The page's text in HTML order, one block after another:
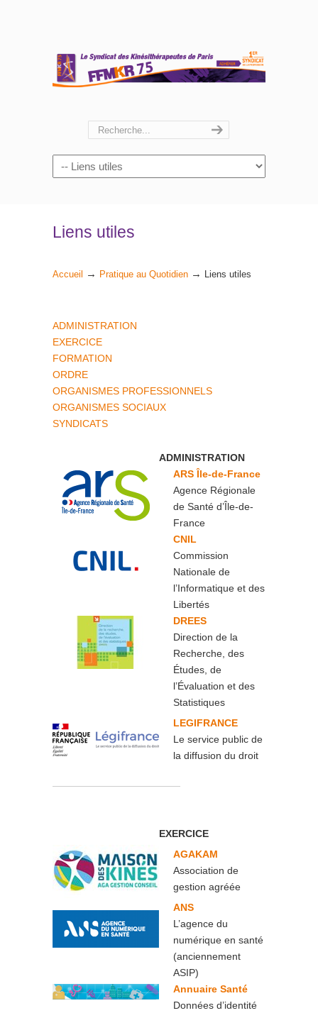
Navigation
Liens utiles
Accueil → Pratique au Quotidien → Liens utiles
ADMINISTRATION
EXERCICE
FORMATION
ORDRE
ORGANISMES PROFESSIONNELS
ORGANISMES SOCIAUX
SYNDICATS
ADMINISTRATION
ARS Île-de-France
Agence Régionale
de Santé d’Île-de-
France
CNIL
Commission
Nationale de
l’Informatique et des
Libertés
DREES
Direction de la
Recherche, des
Études, de
l’Évaluation et des
Statistiques
LEGIFRANCE
Le service public de
la diffusion du droit
EXERCICE
AGAKAM
Association de
gestion agréée
ANS
L’agence du
numérique en santé
(anciennement
ASIP)
Annuaire Santé
Données d’identité